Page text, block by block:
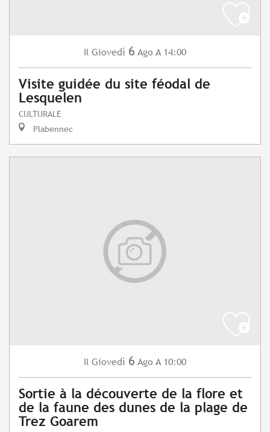
Il Giovedì 6 Ago A 14:00
Visite guidée du site féodal de
Lesquelen
CULTURALE
Plabennec
Il Giovedì 6 Ago A 10:00
Sortie à la découverte de la flore et
de la faune des dunes de la plage de
Trez Goarem